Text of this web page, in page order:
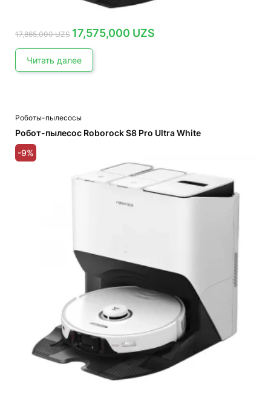
17,865,000UZS Первоначальная
цена
17,865,000 UZS.
17,575,000 UZS
Читать далее
Роботы-пылесосы
Робот-пылесос Roborock S8 Pro Ultra White
-9%